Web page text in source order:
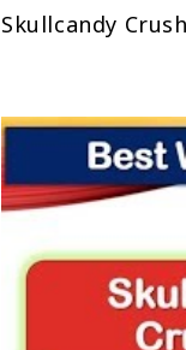
Skullcandy